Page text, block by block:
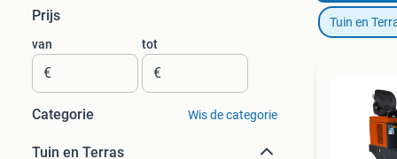
Prijs
van
€
tot
€
Categorie Wis de categorie
Tuin en Terras
Tuin en